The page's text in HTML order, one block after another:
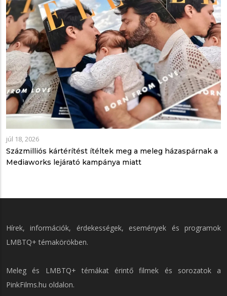
júl 18, 2026
Százmilliós kártérítést ítéltek meg a meleg házaspárnak a
Mediaworks lejárató kampánya miatt
Hírek, információk, érdekességek, események és programok
LMBTQ+ témakörökben.
Meleg és LMBTQ+ témákat érintő filmek és sorozatok a
PinkFilms.hu oldalon.